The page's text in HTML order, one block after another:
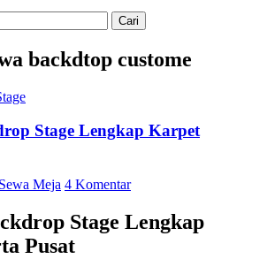
backdtop custome
Stage Lengkap Karpet
Sewa Meja 4 Komentar
Stage Lengkap
Pusat